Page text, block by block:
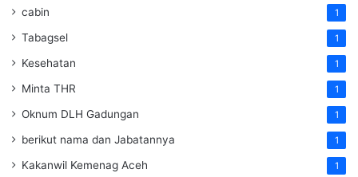
cabin 1
Tabagsel 1
Kesehatan 1
Minta THR 1
Oknum DLH Gadungan 1
berikut nama dan Jabatannya 1
Kakanwil Kemenag Aceh 1